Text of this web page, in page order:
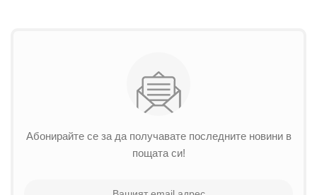
Абонирайте се за да получавате последните новини в
пощата си!